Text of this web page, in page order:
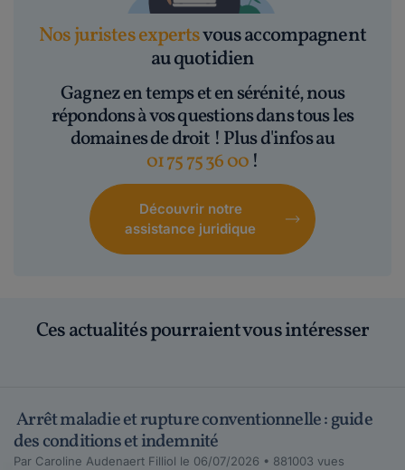
Nos juristes expertsvous accompagnent
au quotidien
Gagnez en temps et en sérénité, nous
répondons à vos questions dans tous les
domaines de droit ! Plus d'infos au
01 75 75 36 00 !
Découvrir notre
assistance juridique
Ces actualités pourraient vous intéresser
Arrêt maladie et rupture conventionnelle : guide
des conditions et indemnité
Par Caroline Audenaert Filliol le 06/07/2026 • 881003 vues